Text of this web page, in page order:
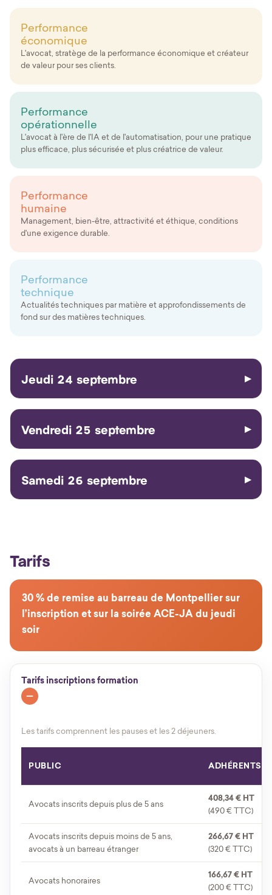
Performance
économique
L'avocat, stratège de la performance économique et créateur
de valeur pour ses clients.
Performance
opérationnelle
L'avocat à l'ère de l'IA et de l'automatisation, pour une pratique
plus efficace, plus sécurisée et plus créatrice de valeur.
Performance
humaine
Management, bien-être, attractivité et éthique, conditions
d'une exigence durable.
Performance
technique
Actualités techniques par matière et approfondissements de
fond sur des matières techniques.
Jeudi 24 septembre
Vendredi 25 septembre
Samedi 26 septembre
Tarifs
30 % de remise au barreau de Montpellier sur
l’inscription et sur la soirée ACE-JA du jeudi
soir
Tarifs inscriptions formation
Les tarifs comprennent les pauses et les 2 déjeuners.
PUBLIC ADHÉRENTS
Avocats inscrits depuis plus de 5 ans 408,34 € HT
(490 € TTC)
Avocats inscrits depuis moins de 5 ans,
avocats à un barreau étranger
266,67 € HT
(320 € TTC)
Avocats honoraires 166,67 € HT
(200 € TTC)